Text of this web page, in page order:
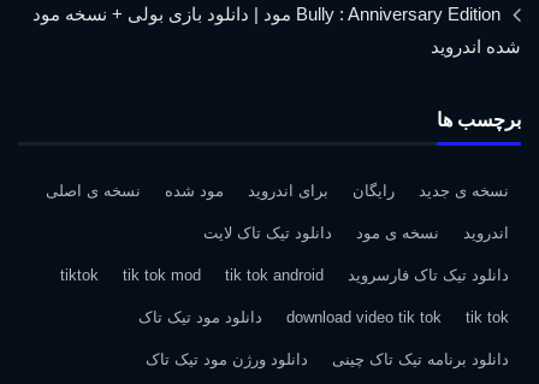
Bully : Anniversary Edition مود | دانلود بازی بولی + نسخه مود
شده اندروید
برچسب ها
نسخه ی جدید رایگان برای اندروید مود شده نسخه ی اصلی
اندروید نسخه ی مود دانلود تیک تاک لایت
دانلود تیک تاک فارسروید tik tok android
tik tok mod
tiktok
tik tok
download video tik tok دانلود مود تیک تاک
دانلود برنامه تیک تاک چینی دانلود ورژن مود تیک تاک